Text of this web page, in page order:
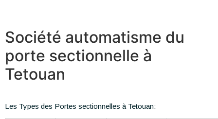
Société automatisme du
porte sectionnelle à
Tetouan
Les Types des Portes sectionnelles à Tetouan: